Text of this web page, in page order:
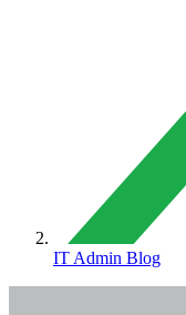
IT Admin Blog